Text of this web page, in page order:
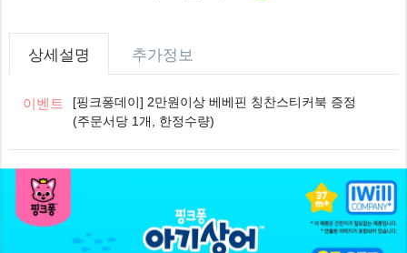
4
5
6
8
5
6
7
9
8
9
7
9
상세설명 추가정보
이벤트
[핑크퐁데이] 2만원이상 베베핀 칭찬스티커북 증정
(주문서당 1개, 한정수량)